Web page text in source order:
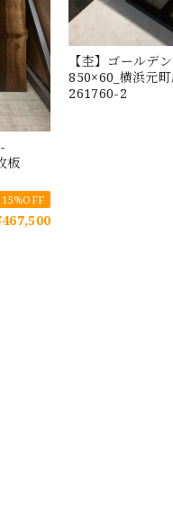
板
15%OFF
【杢】ゴールデ
850×60_横浜元
261760-2